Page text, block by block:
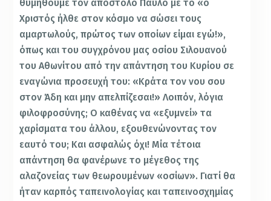
θυμηθούμε τον απόστολο Παύλο με το «ο
Χριστός ήλθε στον κόσμο να σώσει τους
αμαρτωλούς, πρώτος των οποίων είμαι εγώ!»,
όπως και του συγχρόνου μας οσίου Σιλουανού
του Αθωνίτου από την απάντηση του Κυρίου σε
εναγώνια προσευχή του: «Κράτα τον νου σου
στον Άδη και μην απελπίζεσαι!» Λοιπόν, λόγια
φιλοφροσύνης; Ο καθένας να «εξυμνεί» τα
χαρίσματα του άλλου, εξουθενώνοντας τον
εαυτό του; Και ασφαλώς όχι! Μία τέτοια
απάντηση θα φανέρωνε το μέγεθος της
αλαζονείας των θεωρουμένων «οσίων». Γιατί θα
ήταν καρπός ταπεινολογίας και ταπεινοσχημίας